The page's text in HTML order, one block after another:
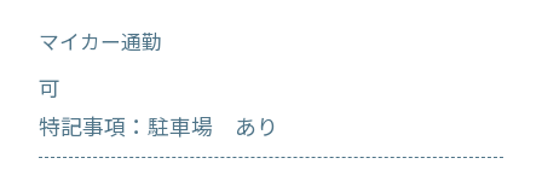
マイカー通勤
可
特記事項：駐車場 あり